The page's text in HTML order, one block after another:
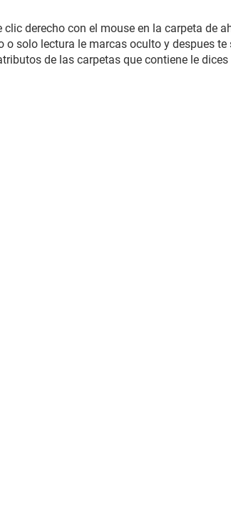
derecho con el mouse en la carpeta de
o solo lectura le marcas oculto y despues
de las carpetas que contiene le